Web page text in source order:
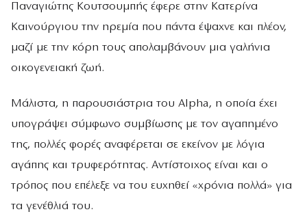
Παναγιώτης Κουτσουμπής έφερε στην Κατερίνα
Καινούργιου την ηρεμία που πάντα έψαχνε και πλέον,
μαζί με την κόρη τους απολαμβάνουν μια γαλήνια
οικογενειακή ζωή.
Μάλιστα, η παρουσιάστρια του Alpha, η οποία έχει
υπογράψει σύμφωνο συμβίωσης με τον αγαπημένο
της, πολλές φορές αναφέρεται σε εκείνον με λόγια
αγάπης και τρυφερότητας. Αντίστοιχος είναι και ο
τρόπος που επέλεξε να του ευχηθεί «χρόνια πολλά» για
τα γενέθλιά του.